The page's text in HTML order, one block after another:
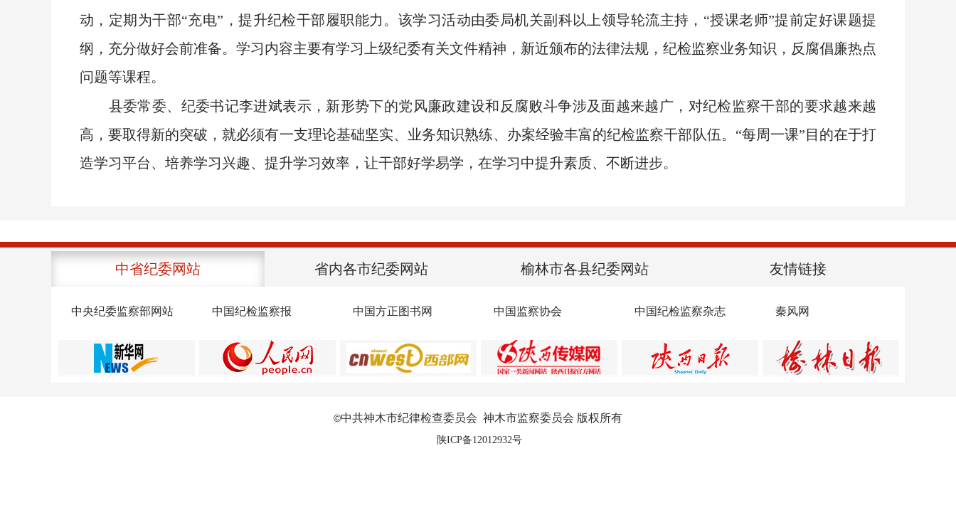
动，定期为干部“充电”，提升纪检干部履职能力。该学习活动由委局机关副科以上领导轮流主持，“授课老师”提前定好课题提
纲，充分做好会前准备。学习内容主要有学习上级纪委有关文件精神，新近颁布的法律法规，纪检监察业务知识，反腐倡廉热点
问题等课程。
县委常委、纪委书记李进斌表示，新形势下的党风廉政建设和反腐败斗争涉及面越来越广，对纪检监察干部的要求越来越
高，要取得新的突破，就必须有一支理论基础坚实、业务知识熟练、办案经验丰富的纪检监察干部队伍。“每周一课”目的在于打
造学习平台、培养学习兴趣、提升学习效率，让干部好学易学，在学习中提升素质、不断进步。
中省纪委网站 省内各市纪委网站 榆林市各县纪委网站 友情链接
中央纪委监察部网站 中国纪检监察报 中国方正图书网 中国监察协会 中国纪检监察杂志 秦风网
©中共神木市纪律检查委员会 神木市监察委员会 版权所有
陕ICP备12012932号